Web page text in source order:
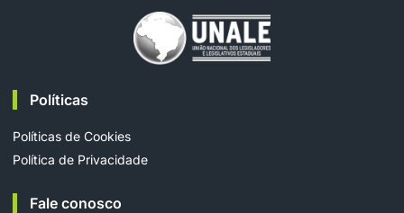
Políticas
Políticas de Cookies
Política de Privacidade
Fale conosco